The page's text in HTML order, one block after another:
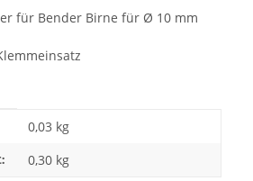
für Bender Birne für Ø 10 mm
0,03 kg
0,30 kg